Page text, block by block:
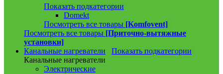
Показать подкатегории
Domekt
Посмотреть все товары [Komfovent]
Посмотреть все товары [Приточно-вытяжные
установки]
Канальные нагреватели
Показать подкатегории
Канальные нагреватели
Электрические